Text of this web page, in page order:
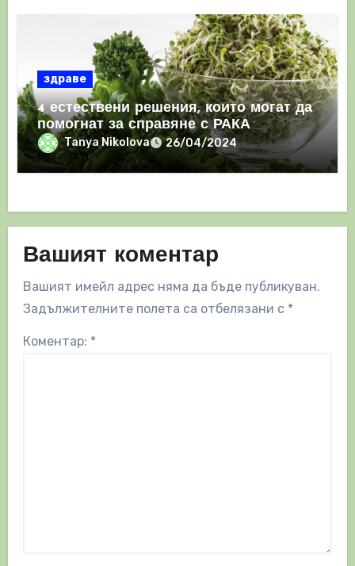
здраве
4 естествени решения, които могат да
помогнат за справяне с РАКА
Tanya Nikolova 26/04/2024
Вашият коментар
Вашият имейл адрес няма да бъде публикуван.
Задължителните полета са отбелязани с *
Коментар: *